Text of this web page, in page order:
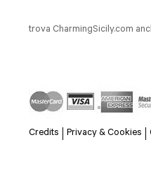
trova CharmingSicily.com
Credits Privacy & Cookies